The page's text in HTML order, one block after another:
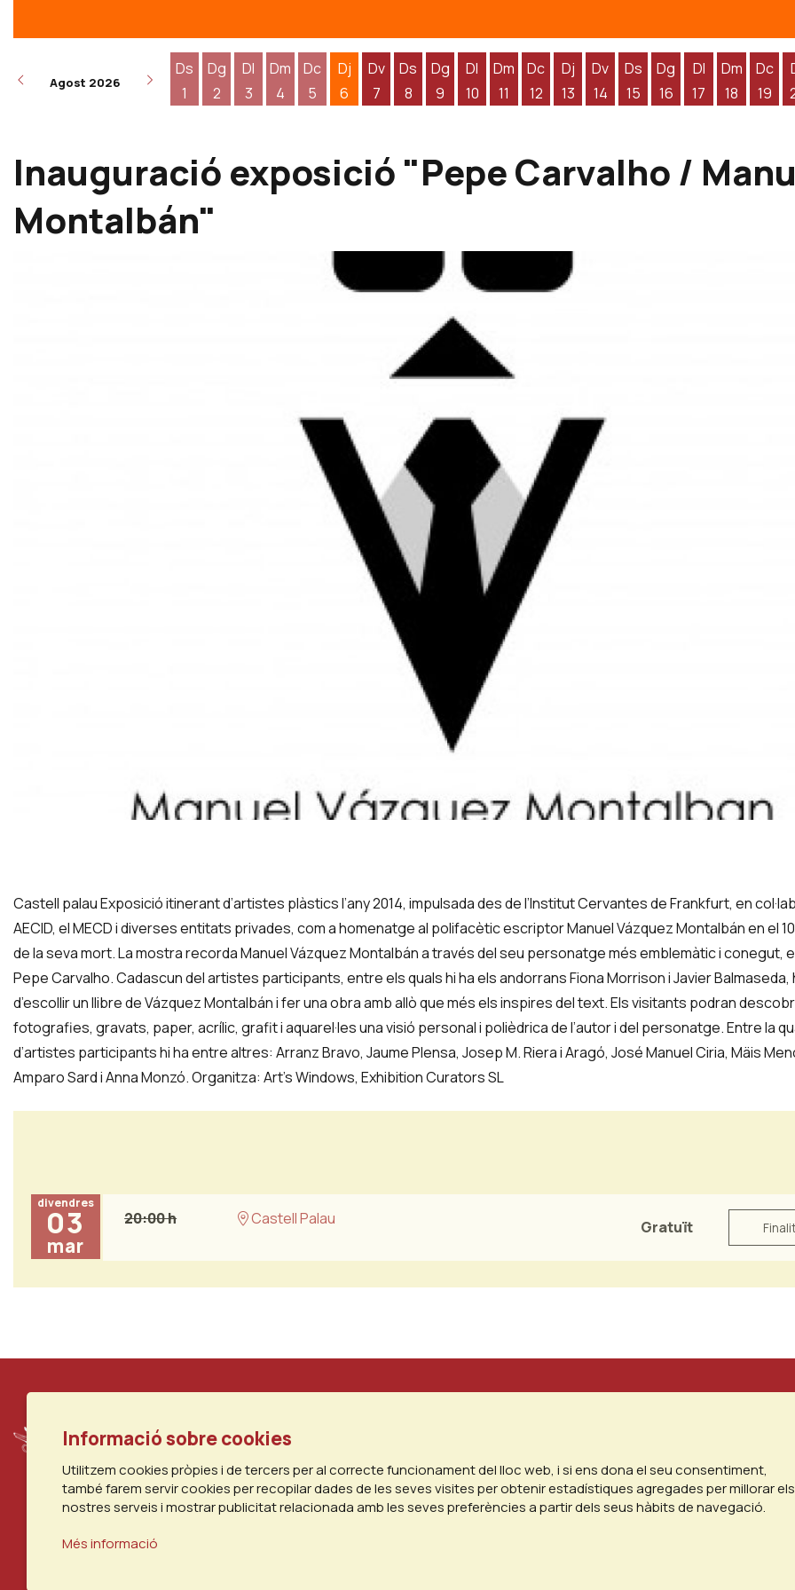
Agost 2026
Ds
1
Dg
2
Dl
3
Dm
4
Dc
5
Dj
6
Dv
7
Ds
8
Dg
9
Dl
10
Dm
11
Dc
12
Dj
13
Dv
14
Ds
15
Dg
16
Dl
17
Dm
18
Dc
19
Inauguració exposició "Pepe Carvalho /
Montalbán"
Castell palau Exposició itinerant d’artistes plàstics l’any 2014, impulsada des de l’Institut Cervantes de Frankfurt, en
AECID, el MECD i diverses entitats privades, com a homenatge al polifacètic escriptor Manuel Vázquez Montalbán en el
de la seva mort. La mostra recorda Manuel Vázquez Montalbán a través del seu personatge més emblemàtic i conegut,
Pepe Carvalho. Cadascun del artistes participants, entre els quals hi ha els andorrans Fiona Morrison i Javier Balmaseda,
d’escollir un llibre de Vázquez Montalbán i fer una obra amb allò que més els inspires del text. Els visitants podran
fotografies, gravats, paper, acrílic, grafit i aquarel·les una visió personal i polièdrica de l’autor i del personatge. Entre la
d’artistes participants hi ha entre altres: Arranz Bravo, Jaume Plensa, Josep M. Riera i Aragó, José Manuel Ciria, Mäis
Amparo Sard i Anna Monzó. Organitza: Art's Windows, Exhibition Curators SL
divendres
03
mar
20:00 h Castell Palau Gratuït
Informació sobre cookies
Utilitzem cookies pròpies i de tercers per al correcte funcionament del lloc web, i si ens dona el seu consentiment,
també farem servir cookies per recopilar dades de les seves visites per obtenir estadístiques agregades per millorar els
nostres serveis i mostrar publicitat relacionada amb les seves preferències a partir dels seus hàbits de navegació.
Més informació